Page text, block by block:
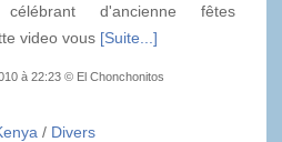
d'ancienne fêtes
video vous [Suite...]
à 22:23 © El Chonchonitos
/ Divers